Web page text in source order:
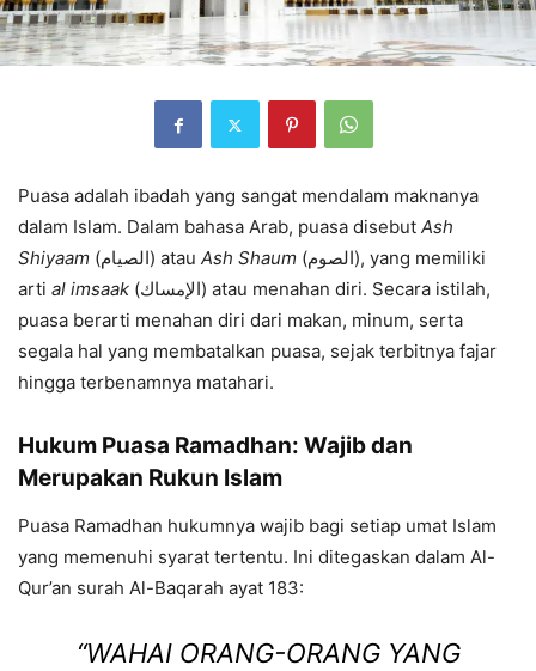
Puasa adalah ibadah yang sangat mendalam maknanya
dalam Islam. Dalam bahasa Arab, puasa disebut Ash
Shiyaam
(الصيام) atau Ash Shaum (الصوم), yang memiliki
arti al imsaak (الإمساك) atau menahan diri. Secara istilah,
puasa berarti menahan diri dari makan, minum, serta
segala hal yang membatalkan puasa, sejak terbitnya fajar
hingga terbenamnya matahari.
Hukum Puasa Ramadhan: Wajib dan
Merupakan Rukun Islam
Puasa Ramadhan hukumnya wajib bagi setiap umat Islam
yang memenuhi syarat tertentu. Ini ditegaskan dalam Al-
Qur’an surah Al-Baqarah ayat 183:
“WAHAI ORANG-ORANG YANG